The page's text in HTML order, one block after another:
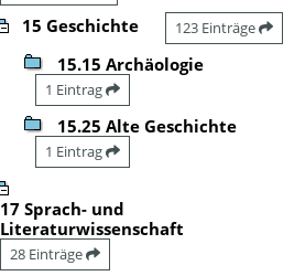
15 Geschichte 123 Einträge
15.15 Archäologie
1 Eintrag
15.25 Alte Geschichte
1 Eintrag
17 Sprach- und
Literaturwissenschaft
28 Einträge